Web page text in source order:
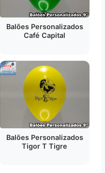
Balões Personalizados
Café Capital
Balões Personalizados
Tigor T Tigre